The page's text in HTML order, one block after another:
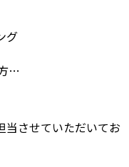
グ
…
当させていただいてお